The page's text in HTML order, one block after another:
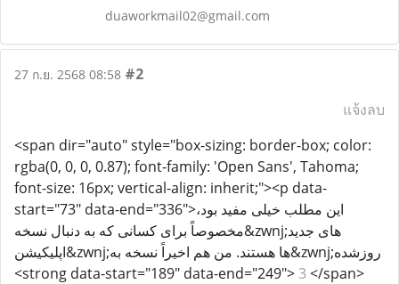
duaworkmail02@gmail.com
27 ก.ย. 2568 08:58 #2
แจ้งลบ
<span dir="auto" style="box-sizing: border-box; color:
rgba(0, 0, 0, 0.87); font-family: 'Open Sans', Tahoma;
font-size: 16px; vertical-align: inherit;"><p data-
start="73" data-end="336">این مطلب خیلی مفید بود،
مخصوصاً برای کسانی که به دنبال نسخه&zwnj;های جدید
اپلیکیشن&zwnj;ها هستند. من هم اخیراً نسخه به&zwnj;روزشده
<strong data-start="189" data-end="249"> 3 </span>